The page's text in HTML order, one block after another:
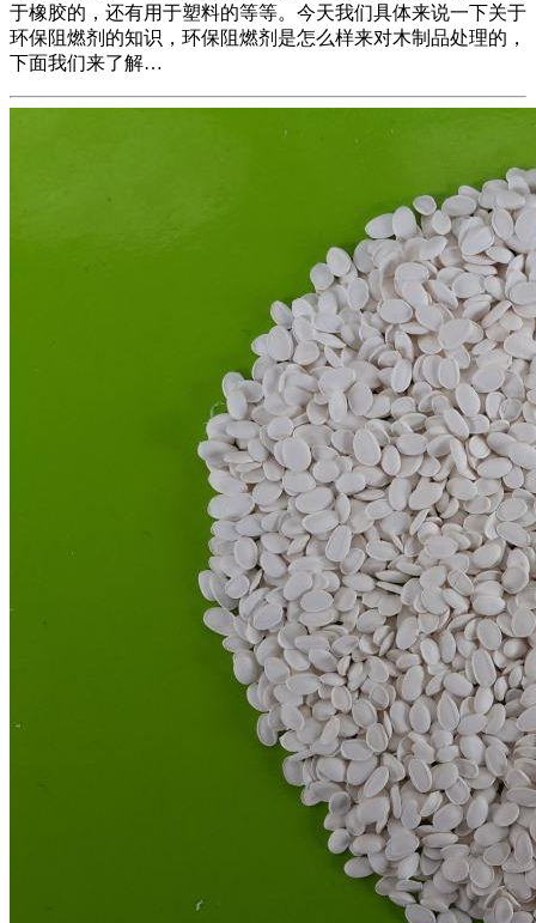
于橡胶的，还有用于塑料的等等。今天我们具体来说一下关于
环保阻燃剂的知识，环保阻燃剂是怎么样来对木制品处理的，
下面我们来了解…